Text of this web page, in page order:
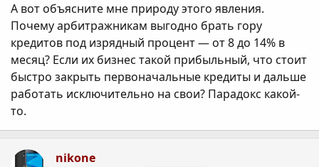
А вот объясните мне природу этого явления.
Почему арбитражникам выгодно брать гору
кредитов под изрядный процент — от 8 до 14% в
месяц? Если их бизнес такой прибыльный, что стоит
быстро закрыть первоначальные кредиты и дальше
работать исключительно на свои? Парадокс какой-
то.
nikone